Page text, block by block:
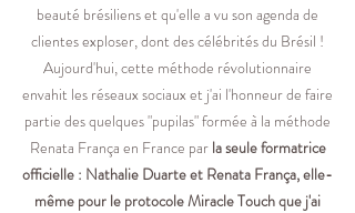
beauté brésiliens et qu'elle a vu son agenda de
clientes exploser, dont des célébrités du Brésil !
Aujourd'hui, cette méthode révolutionnaire
envahit les réseaux sociaux et j'ai l'honneur de faire
partie des quelques "pupilas" formée à la méthode
Renata França en France par la seule formatrice
officielle : Nathalie Duarte et Renata França, elle-
même pour le protocole Miracle Touch que j'ai